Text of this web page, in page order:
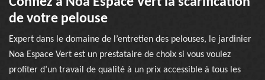
de votre pelouse
Expert dans le domaine de l’entretien des pelouses, le jardinier
Noa Espace Vert est un prestataire de choix si vous voulez
profiter d’un travail de qualité à un prix accessible à tous les